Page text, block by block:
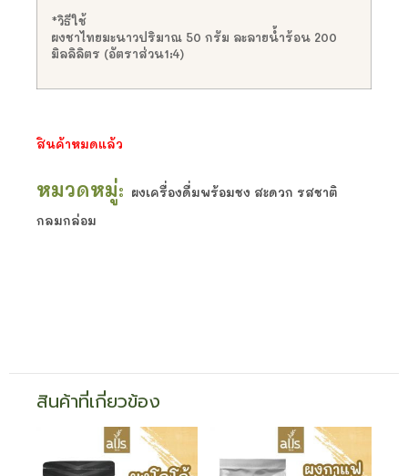
*วิธีใช้
ผงชาไทยมะนาวปริมาณ 50 กรัม ละลายน้ำร้อน 200
มิลลิลิตร (อัตราส่วน1:4)
สินค้าหมดแล้ว
หมวดหมู่:
ผงเครื่องดื่มพร้อมชง สะดวก รสชาติ
กลมกล่อม
สินค้าที่เกี่ยวข้อง